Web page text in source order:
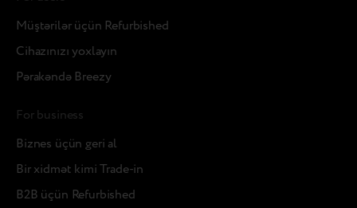
Müştərilər üçün Refurbished
Cihazınızı yoxlayın
Pərakəndə Breezy
For business
Biznes üçün geri al
Bir xidmət kimi Trade-in
B2B üçün Refurbished